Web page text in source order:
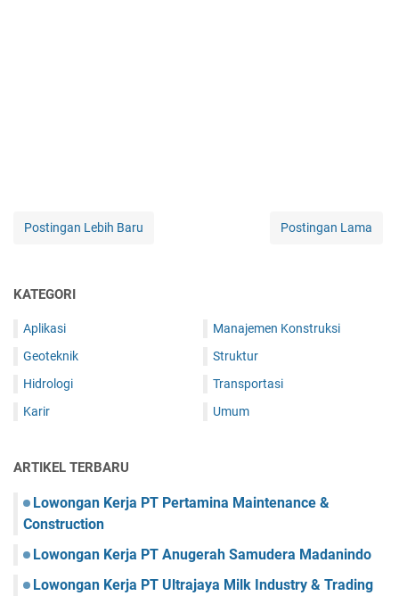
Postingan Lebih Baru Postingan Lama
KATEGORI
Aplikasi
Geoteknik
Hidrologi
Karir
Manajemen Konstruksi
Struktur
Transportasi
Umum
ARTIKEL TERBARU
Lowongan Kerja PT Pertamina Maintenance &
Construction
Lowongan Kerja PT Anugerah Samudera Madanindo
Lowongan Kerja PT Ultrajaya Milk Industry & Trading